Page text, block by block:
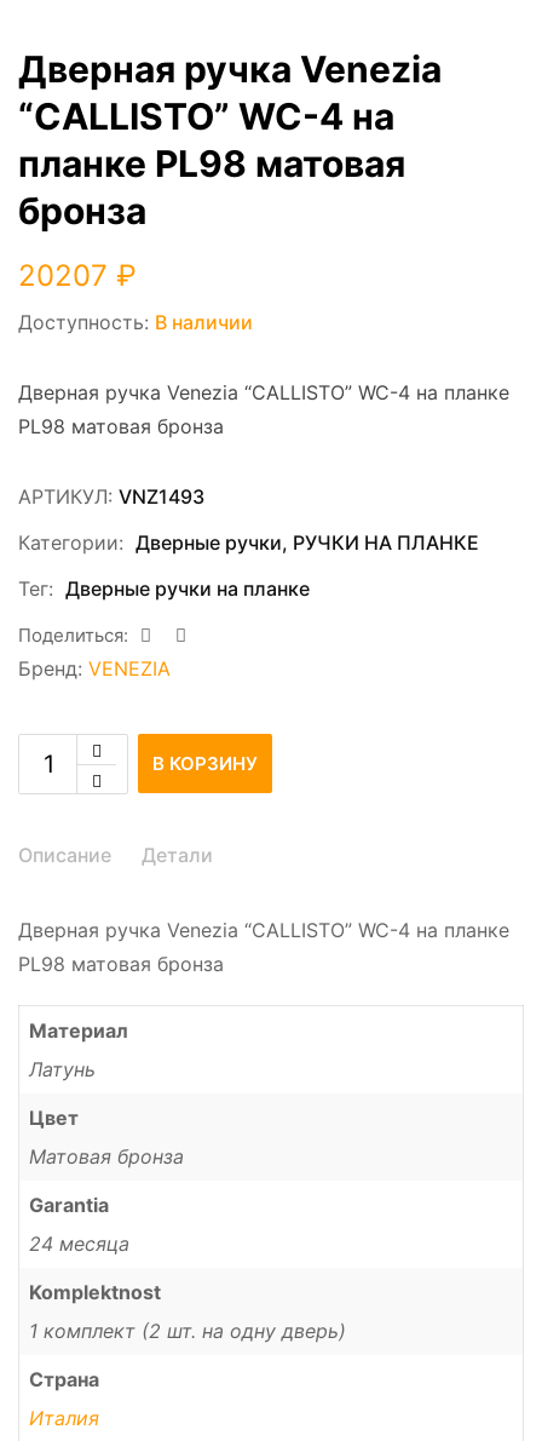
Дверная ручка Venezia
“CALLISTO” WC-4 на
планке PL98 матовая
бронза
20207 ₽
Доступность: В наличии
Дверная ручка Venezia “CALLISTO” WC-4 на планке
PL98 матовая бронза
АРТИКУЛ: VNZ1493
Категории: Дверные ручки, РУЧКИ НА ПЛАНКЕ
Тег: Дверные ручки на планке
Поделиться:
Бренд: VENEZIA
В КОРЗИНУ
Описание Детали
Дверная ручка Venezia “CALLISTO” WC-4 на планке
PL98 матовая бронза
Материал
Латунь
Цвет
Матовая бронза
Garantia
24 месяца
Komplektnost
1 комплект (2 шт. на одну дверь)
Страна
Италия